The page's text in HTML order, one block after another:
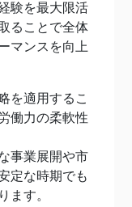
験を最大限活
ることで全体
マンスを向上
を適用するこ
働力の柔軟性
事業展開や市
定な時期でも
ます。